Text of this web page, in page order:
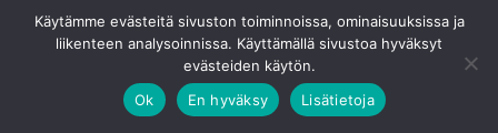
voidaan jättää välistä ja hypätä suoraan kolmannen
asteen yhtälöön? Tai jos Marsin valloitus ei onnistu,
voidaan se skipata ja mennä suoraan Andromedaan?
Analogiasi tässä tapauksessa on samaa luokkaa.
Käytämme evästeitä sivuston toiminnoissa, ominaisuuksissa ja
liikenteen analysoinnissa. Käyttämällä sivustoa hyväksyt
evästeiden käytön.
Ok
En hyväksy Lisätietoja